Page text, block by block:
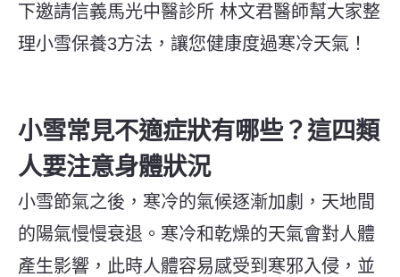
下邀請信義馬光中醫診所 林文君醫師幫大家整
理小雪保養3方法，讓您健康度過寒冷天氣！
小雪常見不適症狀有哪些？這四類
人要注意身體狀況
小雪節氣之後，寒冷的氣候逐漸加劇，天地間
的陽氣慢慢衰退。寒冷和乾燥的天氣會對人體
產生影響，此時人體容易感受到寒邪入侵，並